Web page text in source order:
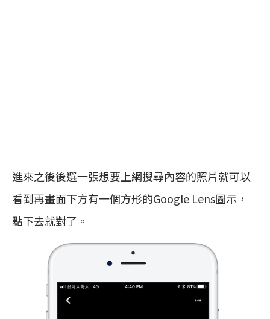
進來之後後選一張想要上網搜尋內容的照片就可以
看到再畫面下方有一個方形的Google Lens圖示，
點下去就對了。